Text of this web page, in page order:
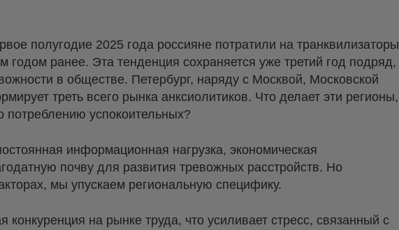
полугодие 2025 года россияне потратили на транквилизаторы
ранее. Эта тенденция сохраняется уже третий год подряд,
в обществе. Петербург, наряду с Москвой, Московской
треть всего рынка анксиолитиков. Что делает эти регионы,
потреблению успокоительных?
информационная нагрузка, экономическая
почву для развития тревожных расстройств. Но
мы упускаем региональную специфику.
конкуренция на рынке труда, что усиливает стресс, связанный с